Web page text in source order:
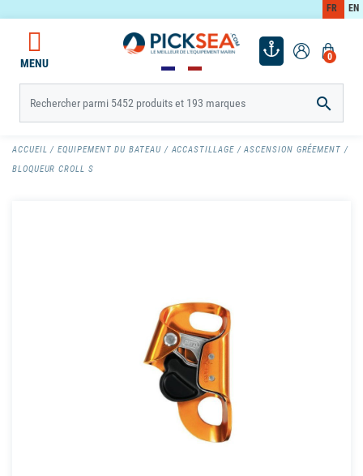
FR EN
0
MENU

ACCUEIL EQUIPEMENT DU BATEAU ACCASTILLAGE
ASCENSION GRÉEMENT
BLOQUEUR CROLL S